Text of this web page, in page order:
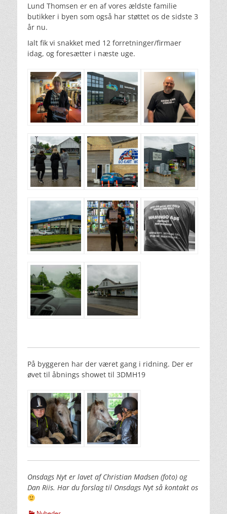
Lund Thomsen er en af vores ældste familie
butikker i byen som også har støttet os de sidste 3
år nu.
Ialt fik vi snakket med 12 forretninger/firmaer
idag, og foresætter i næste uge.
På byggeren har der været gang i ridning. Der er
øvet til åbnings showet til 3DMH19
Onsdags Nyt er lavet af Christian Madsen (foto) og
Dan Riis. Har du forslag til Onsdags Nyt så kontakt os
kategorier